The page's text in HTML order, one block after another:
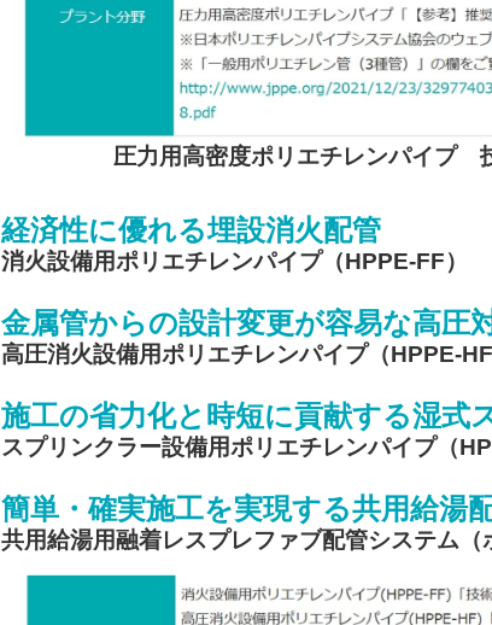
圧力用高密度ポリエチレンパイプ
経済性に優れる埋設消火配管
消火設備用ポリエチレンパイプ（HPPE-FF）
金属管からの設計変更が容易な高圧
高圧消火設備用ポリエチレンパイプ（HPPE-HF
施工の省力化と時短に貢献する湿式
スプリンクラー設備用ポリエチレンパイプ（
簡単・確実施工を実現する共用給湯
共用給湯用融着レスプレファブ配管システム（